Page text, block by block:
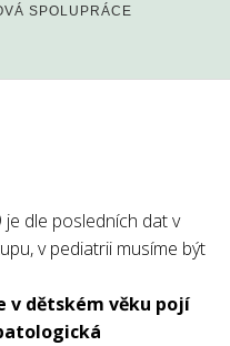
SPOLUPRÁCE
dle posledních dat v
v pediatrii musíme být
v dětském věku pojí